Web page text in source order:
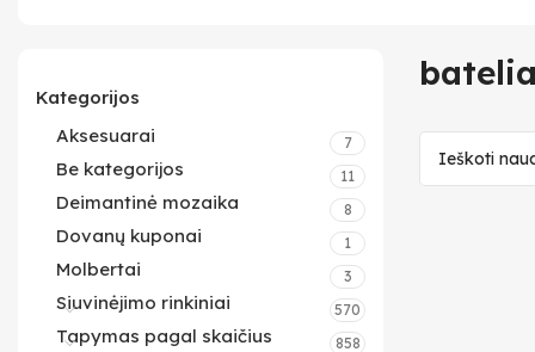
Kategorijos
Aksesuarai
7
Be kategorijos 11
Deimantinė mozaika 8
Dovanų kuponai 1
Molbertai 3
Siuvinėjimo rinkiniai 570
Tapymas pagal skaičius 858